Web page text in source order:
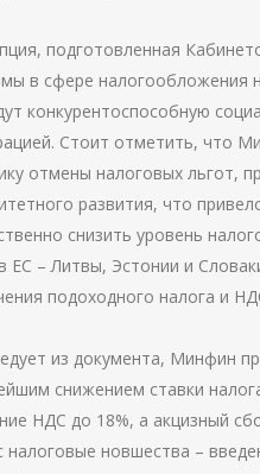
подготовленная
в сфере налогообложения
конкурентоспособную
Стоит отметить, что
отмены налоговых льгот,
развития, что
снизить уровень
ЕС – Литвы, Эстонии и
подоходного налога и
из документа, Минфин
снижением ставки
НДС до 18%, а акцизный
налоговые новшества –